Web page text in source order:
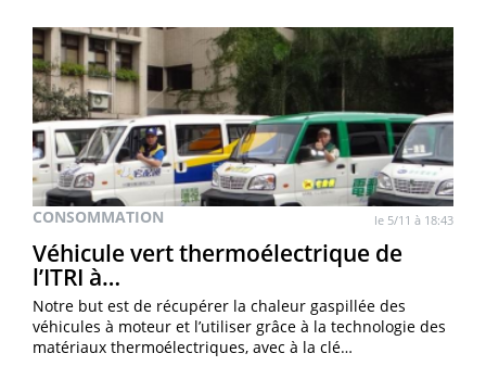
CONSOMMATION le 5/11 à 18:43
Véhicule vert thermoélectrique de
l’ITRI à…
Notre but est de récupérer la chaleur gaspillée des
véhicules à moteur et l’utiliser grâce à la technologie des
matériaux thermoélectriques, avec à la clé…